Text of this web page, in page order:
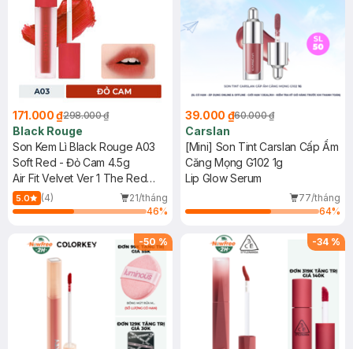
171.000 ₫298.000 ₫
Black Rouge
Son Kem Lì Black Rouge A03
Soft Red - Đỏ Cam 4.5g
Air Fit Velvet Ver 1 The Red
#A03 Soft Red
5.0 (4)
21/tháng
46%
39.000 ₫60.000 ₫
Carslan
[Mini] Son Tint Carslan Cấp Ẩm
Căng Mọng G102 1g
Lip Glow Serum
77/tháng
64%
-50 % -34 %